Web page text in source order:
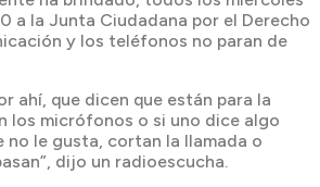
a la Junta Ciudadana por el Derecho
y los teléfonos no paran de
ahí, que dicen que están para la
los micrófonos o si uno dice algo
no le gusta, cortan la llamada o
dijo un radioescucha.